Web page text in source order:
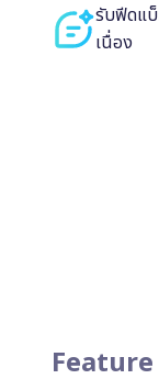
รับฟีดแบ็
เนื่อง
Feature